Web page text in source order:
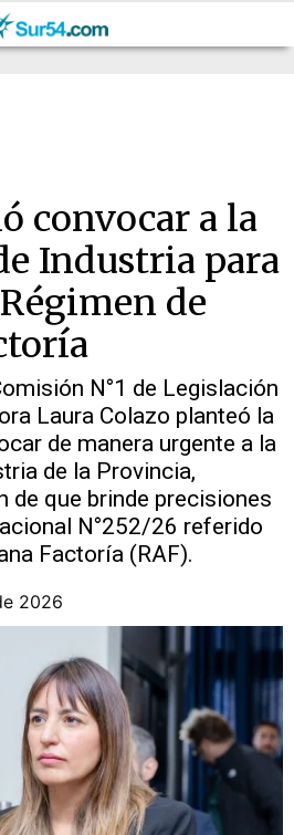
convocar a la
Industria para
de
N°1 de Legislación
Laura Colazo planteó la
de manera urgente a la
de la Provincia,
de que brinde precisiones
N°252/26 referido
Factoría (RAF).
2026